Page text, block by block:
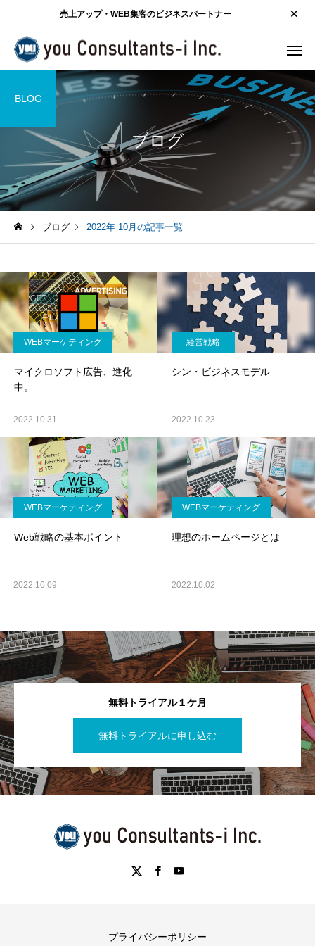
売上アップ・WEB集客のビジネスパートナー
ブログ
BLOG
ブログ 2022年 10月の記事一覧
WEBマーケティング
マイクロソフト広告、進化
中。
2022.10.31
経営戦略
シン・ビジネスモデル
2022.10.23
WEBマーケティング
Web戦略の基本ポイント
2022.10.09
WEBマーケティング
理想のホームページとは
2022.10.02
無料トライアル１ケ月
無料トライアルに申し込む
プライバシーポリシー